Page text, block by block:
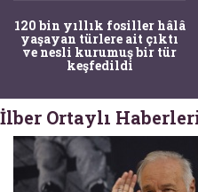
Bir torba kemik adli
tıpçıları şaşkına çevirdi,
kemiklerin sırrını
arkeologlar çözdü
İlber Ortaylı